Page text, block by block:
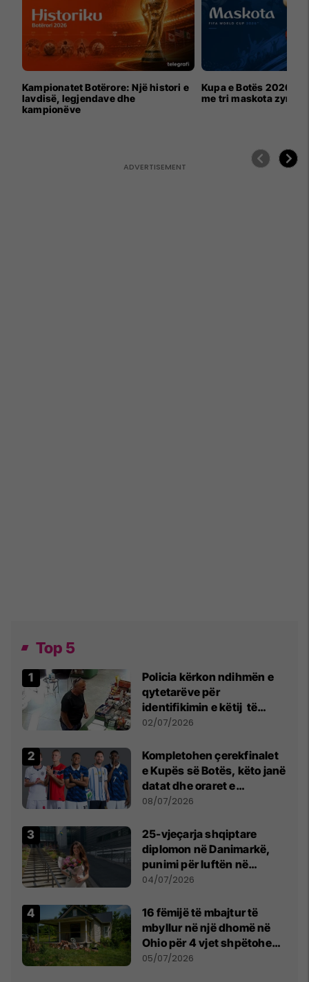
Kampionatet Botërore: Një histori e
lavdisë, legjendave dhe
kampionëve
Kupa e Botës 2026
me tri maskota zyrtare
Top 5
Policia kërkon ndihmën e
qytetarëve për
identifikimin e këtij të
dyshuari
02/07/2026
Kompletohen çerekfinalet
e Kupës së Botës, këto janë
datat dhe oraret e
ndeshjeve
08/07/2026
25-vjeçarja shqiptare
diplomon në Danimarkë,
punimi për luftën në
Kosovë vlerësohet me
04/07/2026
16 fëmijë të mbajtur të
mbyllur në një dhomë në
Ohio për 4 vjet shpëtohen -
tani ata i pret një sfidë e
05/07/2026